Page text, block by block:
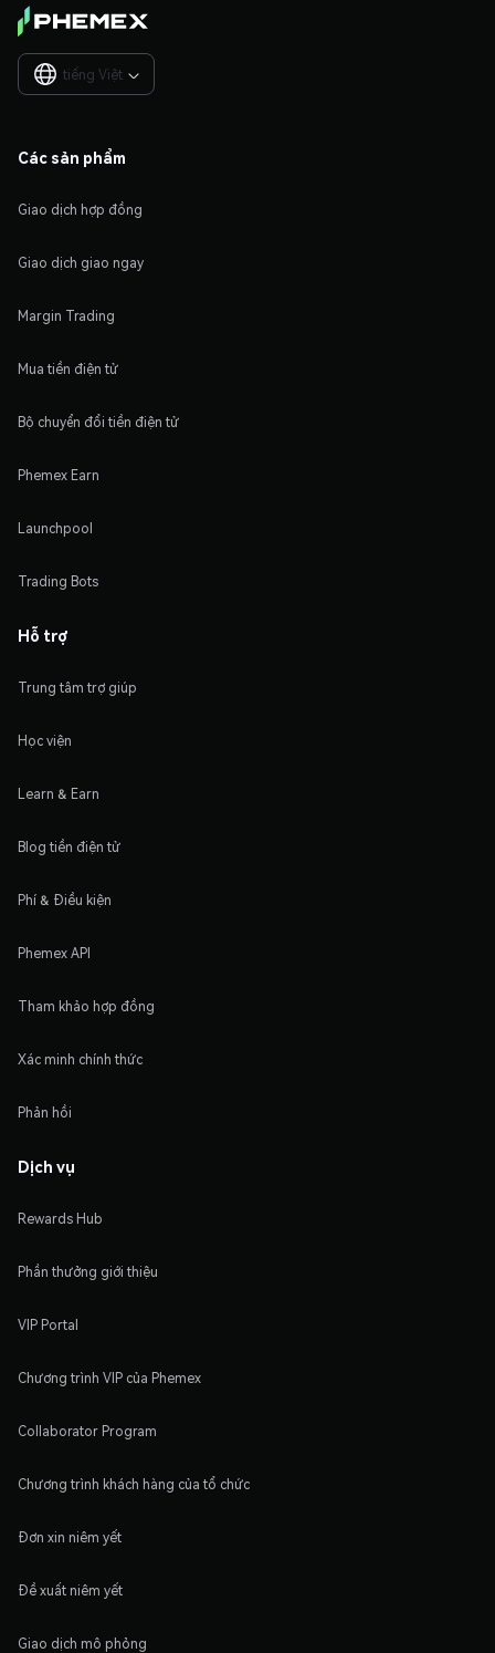
tiếng Việt 
Các sản phẩm
Giao dịch hợp đồng
Giao dịch giao ngay
Margin Trading
Mua tiền điện tử
Bộ chuyển đổi tiền điện tử
Phemex Earn
Launchpool
Trading Bots
Hỗ trợ
Trung tâm trợ giúp
Học viện
Learn & Earn
Blog tiền điện tử
Phí & Điều kiện
Phemex API
Tham khảo hợp đồng
Xác minh chính thức
Phản hồi
Dịch vụ
Rewards Hub
Phần thưởng giới thiệu
VIP Portal
Chương trình VIP của Phemex
Collaborator Program
Chương trình khách hàng của tổ chức
Đơn xin niêm yết
Đề xuất niêm yết
Giao dịch mô phỏng